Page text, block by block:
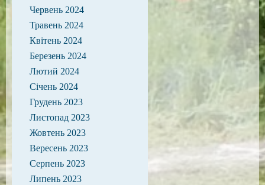
Червень 2024
Травень 2024
Квітень 2024
Березень 2024
Лютий 2024
Січень 2024
Грудень 2023
Листопад 2023
Жовтень 2023
Вересень 2023
Серпень 2023
Липень 2023